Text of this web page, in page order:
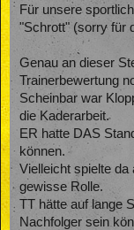
Für unsere
"Schrott" (sorry für
Genau an dieser
Trainerbewertung
Scheinbar war
die Kaderarbeit.
ER hatte DAS
können.
Vielleicht spielte da
gewisse Rolle.
TT hätte auf lange
Nachfolger sein